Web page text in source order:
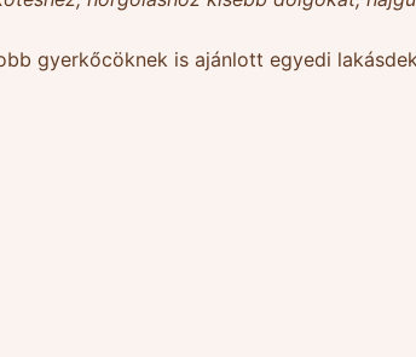
gyerkőcöknek is ajánlott egyedi